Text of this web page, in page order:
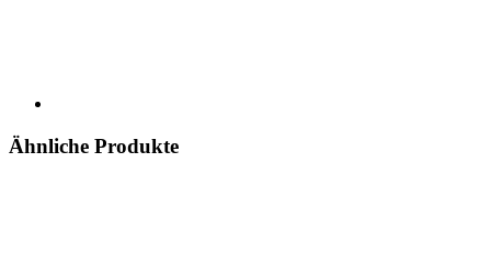
Ähnliche Produkte